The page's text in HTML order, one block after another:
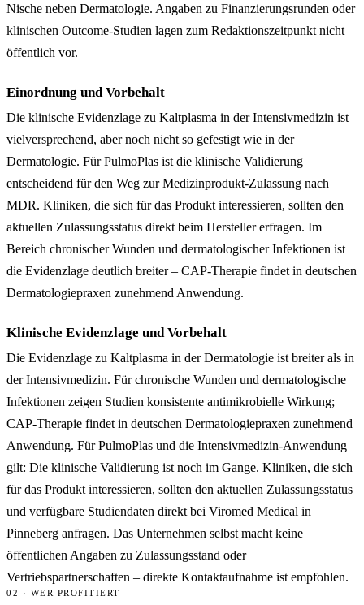
Nische neben Dermatologie. Angaben zu Finanzierungsrunden oder
klinischen Outcome-Studien lagen zum Redaktionszeitpunkt nicht
öffentlich vor.
Einordnung und Vorbehalt
Die klinische Evidenzlage zu Kaltplasma in der Intensivmedizin ist
vielversprechend, aber noch nicht so gefestigt wie in der
Dermatologie. Für PulmoPlas ist die klinische Validierung
entscheidend für den Weg zur Medizinprodukt-Zulassung nach
MDR. Kliniken, die sich für das Produkt interessieren, sollten den
aktuellen Zulassungsstatus direkt beim Hersteller erfragen. Im
Bereich chronischer Wunden und dermatologischer Infektionen ist
die Evidenzlage deutlich breiter – CAP-Therapie findet in deutschen
Dermatologiepraxen zunehmend Anwendung.
Klinische Evidenzlage und Vorbehalt
Die Evidenzlage zu Kaltplasma in der Dermatologie ist breiter als in
der Intensivmedizin. Für chronische Wunden und dermatologische
Infektionen zeigen Studien konsistente antimikrobielle Wirkung;
CAP-Therapie findet in deutschen Dermatologiepraxen zunehmend
Anwendung. Für PulmoPlas und die Intensivmedizin-Anwendung
gilt: Die klinische Validierung ist noch im Gange. Kliniken, die sich
für das Produkt interessieren, sollten den aktuellen Zulassungsstatus
und verfügbare Studiendaten direkt bei Viromed Medical in
Pinneberg anfragen. Das Unternehmen selbst macht keine
öffentlichen Angaben zu Zulassungsstand oder
Vertriebspartnerschaften – direkte Kontaktaufnahme ist empfohlen.
02 · WER PROFITIERT